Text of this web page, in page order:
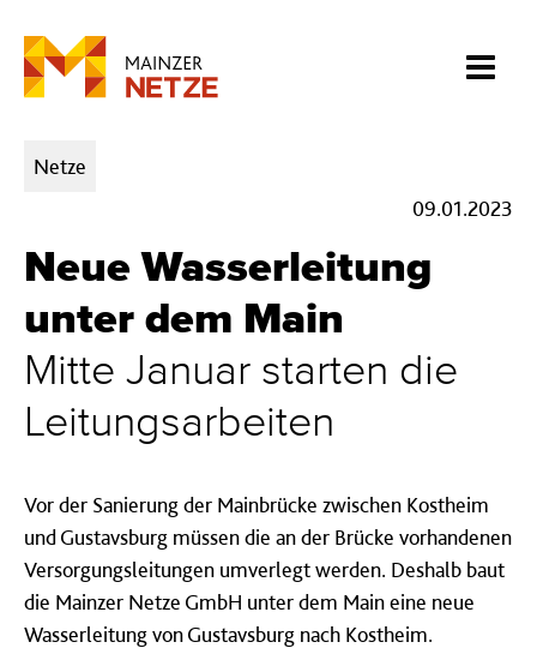
Kategorien:
Netze
09.01.2023
Neue Wasserleitung
unter dem Main
Mitte Januar starten die
Leitungsarbeiten
Vor der Sanierung der Mainbrücke zwischen Kostheim
und Gustavsburg müssen die an der Brücke vorhandenen
Versorgungsleitungen umverlegt werden. Deshalb baut
die Mainzer Netze GmbH unter dem Main eine neue
Wasserleitung von Gustavsburg nach Kostheim.